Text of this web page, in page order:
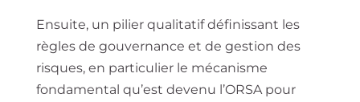
Ensuite, un pilier qualitatif définissant les
règles de gouvernance et de gestion des
risques, en particulier le mécanisme
fondamental qu’est devenu l’ORSA pour